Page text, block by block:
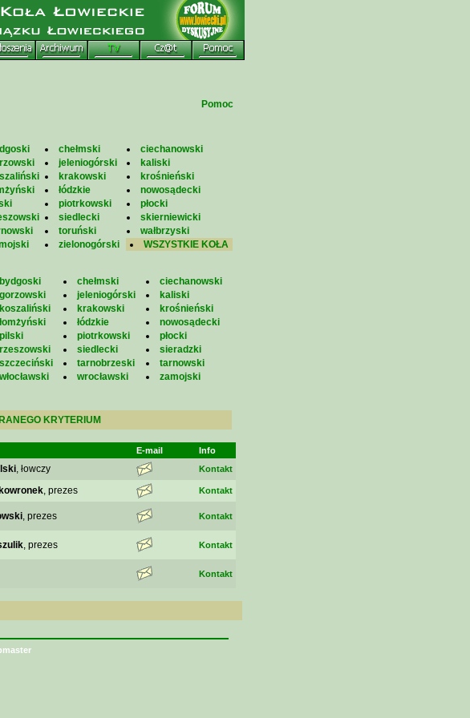
Pomoc
chełmski
ciechanowski
jeleniogórski
kaliski
krakowski
krośnieński
łódzkie
nowosądecki
piotrkowski
płocki
siedlecki
skierniewicki
toruński
wałbrzyski
zielonogórski WSZYSTKIE KOŁA
bydgoski chełmski
ciechanowski
gorzowski jeleniogórski
kaliski
koszaliński krakowski
krośnieński
łomżyński łódzkie
nowosądecki
pilski piotrkowski
płocki
rzeszowski siedlecki
sieradzki
szczeciński tarnobrzeski
tarnowski
włocławski wrocławski
zamojski
KRYTERIUM
E-mail Info
, łowczy Kontakt
, prezes Kontakt
, prezes Kontakt
, prezes Kontakt
Kontakt